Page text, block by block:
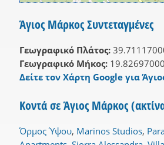
Άγιος Μάρκος Συντεταγμένες
Γεωγραφικό Πλάτος:
Γεωγραφικό Μήκος:
Δείτε τον Χάρτη Google για
Κοντά σε Άγιος Μάρκος
Όρμος Ύψου, Marinos Studios,